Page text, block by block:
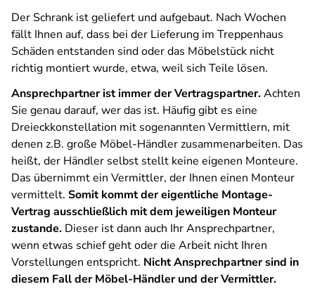
Der Schrank ist geliefert und aufgebaut. Nach Wochen
fällt Ihnen auf, dass bei der Lieferung im Treppenhaus
Schäden entstanden sind oder das Möbelstück nicht
richtig montiert wurde, etwa, weil sich Teile lösen.
Ansprechpartner ist immer der Vertragspartner.Achten
Sie genau darauf, wer das ist. Häufig gibt es eine
Dreieckkonstellation mit sogenannten Vermittlern, mit
denen z.B. große Möbel-Händler zusammenarbeiten. Das
heißt, der Händler selbst stellt keine eigenen Monteure.
Das übernimmt ein Vermittler, der Ihnen einen Monteur
vermittelt. Somit kommt der eigentliche Montage-
Vertrag ausschließlich mit dem jeweiligen Monteur
zustande. Dieser ist dann auch Ihr Ansprechpartner,
wenn etwas schief geht oder die Arbeit nicht Ihren
Vorstellungen entspricht. Nicht Ansprechpartner sind in
diesem Fall der Möbel-Händler und der Vermittler.